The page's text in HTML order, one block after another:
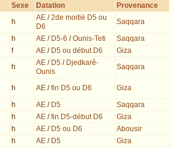
Sexe Datation
Provenance
h AE /2de moitié D5 ou
D6
Saqqara
h AE / D5-6 /Ounis-Teti
Saqqara
f AE / D5 ou début D6
Giza
h AE / D5 / Djedkarê-
Ounis
Saqqara
h AE /fin D5 ou D6
Giza
h AE / D5
Saqqara
h AE /fin D5-début D6
Giza
h AE / D5 ou D6
Abousir
h AE / D5
Giza